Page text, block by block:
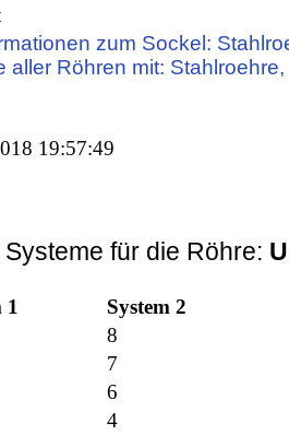
zum Sockel:
aller Röhren mit: Stahlroehre,
19:57:49
für die Röhre:
1
System 2
8
7
6
4